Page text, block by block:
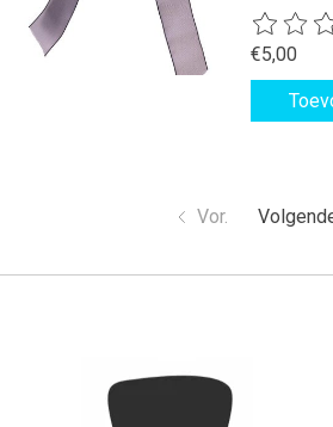
De
€5,00
Vor.